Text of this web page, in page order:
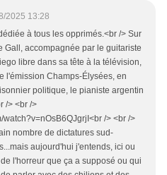
2025 13:28
à tous les opprimés.<br /> Sur
Gall, accompagnée par le guitariste
libre dans sa tête à la télévision,
l'émission Champs-Élysées, en
politique, le pianiste argentin
/> <br />
watch?v=nOsB6QJgrjI<br /> <br />
nombre de dictatures sud-
aujourd'hui j'entends, ici ou
l'horreur que ça a supposé ou qui